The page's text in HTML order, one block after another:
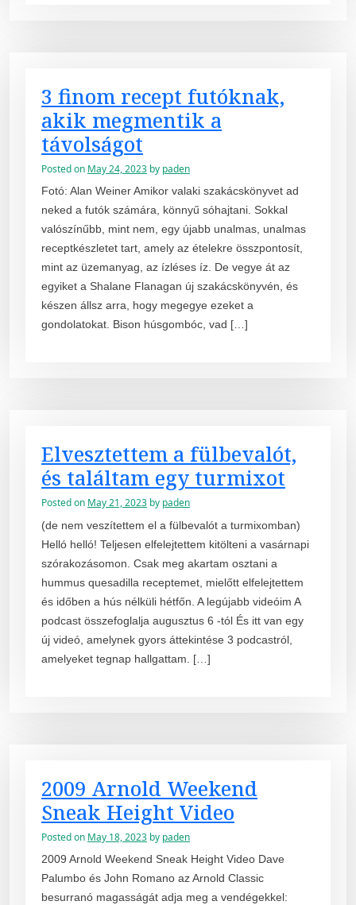
3 finom recept futóknak,
akik megmentik a
távolságot
Posted on May 24, 2023 by paden
Fotó: Alan Weiner Amikor valaki szakácskönyvet ad
neked a futók számára, könnyű sóhajtani. Sokkal
valószínűbb, mint nem, egy újabb unalmas, unalmas
receptkészletet tart, amely az ételekre összpontosít,
mint az üzemanyag, az ízléses íz. De vegye át az
egyiket a Shalane Flanagan új szakácskönyvén, és
készen állsz arra, hogy megegye ezeket a
gondolatokat. Bison húsgombóc, vad […]
Elvesztettem a fülbevalót,
és találtam egy turmixot
Posted on May 21, 2023 by paden
(de nem veszítettem el a fülbevalót a turmixomban)
Helló helló! Teljesen elfelejtettem kitölteni a vasárnapi
szórakozásomon. Csak meg akartam osztani a
hummus quesadilla receptemet, mielőtt elfelejtettem
és időben a hús nélküli hétfőn. A legújabb videóim A
podcast összefoglalja augusztus 6 -tól És itt van egy
új videó, amelynek gyors áttekintése 3 podcastról,
amelyeket tegnap hallgattam. […]
2009 Arnold Weekend
Sneak Height Video
Posted on May 18, 2023 by paden
2009 Arnold Weekend Sneak Height Video Dave
Palumbo és John Romano az Arnold Classic
besurranó magasságát adja meg a vendégekkel: